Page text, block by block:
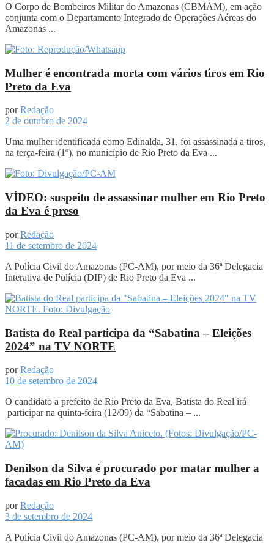
O Corpo de Bombeiros Militar do Amazonas (CBMAM), em ação
conjunta com o Departamento Integrado de Operações Aéreas do
Amazonas ...
Mulher é encontrada morta com vários tiros em Rio
Preto da Eva
por Redação
2 de outubro de 2024
Uma mulher identificada como Edinalda, 31, foi assassinada a tiros,
na terça-feira (1º), no município de Rio Preto da Eva ...
VÍDEO: suspeito de assassinar mulher em Rio Preto
da Eva é preso
por Redação
11 de setembro de 2024
A Polícia Civil do Amazonas (PC-AM), por meio da 36ª Delegacia
Interativa de Polícia (DIP) de Rio Preto da Eva ...
Batista do Real participa da “Sabatina – Eleições
2024” na TV NORTE
por Redação
10 de setembro de 2024
O candidato a prefeito de Rio Preto da Eva, Batista do Real irá
participar na quinta-feira (12/09) da “Sabatina – ...
Denilson da Silva é procurado por matar mulher a
facadas em Rio Preto da Eva
por Redação
3 de setembro de 2024
A Polícia Civil do Amazonas (PC-AM), por meio da 36ª Delegacia